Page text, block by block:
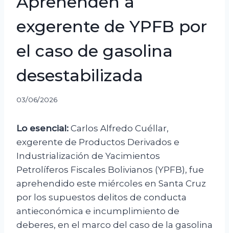
exgerente de YPFB por
el caso de gasolina
desestabilizada
03/06/2026
Lo esencial: Carlos Alfredo Cuéllar,
exgerente de Productos Derivados e
Industrialización de Yacimientos
Petrolíferos Fiscales Bolivianos (YPFB), fue
aprehendido este miércoles en Santa Cruz
por los supuestos delitos de conducta
antieconómica e incumplimiento de
deberes, en el marco del caso de la gasolina